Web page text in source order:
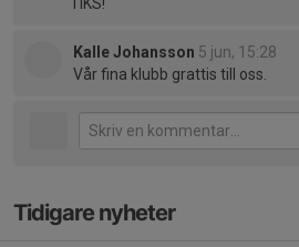
Kalle Johansson 5 jun, 15:28
Vår fina klubb grattis till oss.
Tidigare nyheter